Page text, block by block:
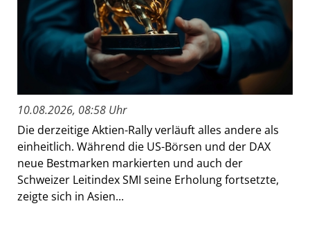
10.08.2026, 08:58 Uhr
Die derzeitige Aktien-Rally verläuft alles andere als
einheitlich. Während die US-Börsen und der DAX
neue Bestmarken markierten und auch der
Schweizer Leitindex SMI seine Erholung fortsetzte,
zeigte sich in Asien...